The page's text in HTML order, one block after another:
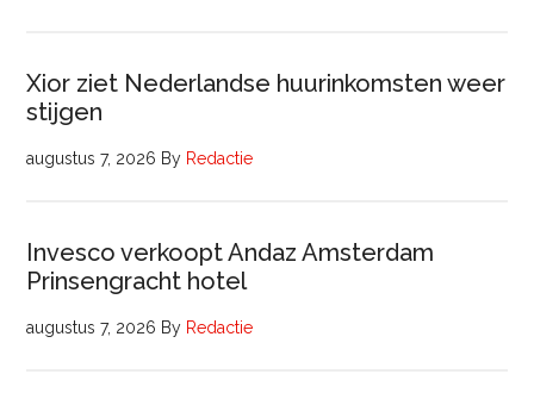
Xior ziet Nederlandse huurinkomsten weer
stijgen
augustus 7, 2026 By Redactie
Invesco verkoopt Andaz Amsterdam
Prinsengracht hotel
augustus 7, 2026 By Redactie